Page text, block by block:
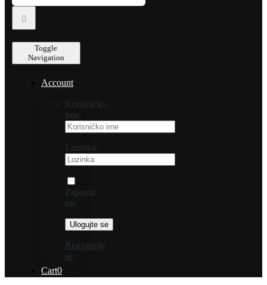
Toggle
Navigation
Account
Korisničko
ime:
Lozinka:
Zapamti
me
Registrujte
se
Cart0